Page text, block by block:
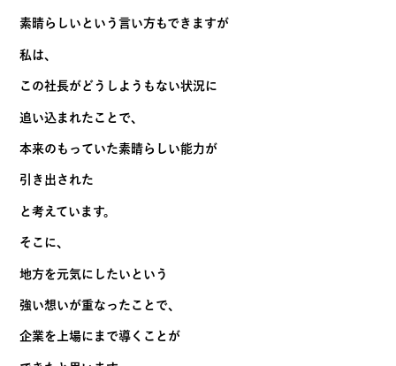
素晴らしいという言い方もできますが
私は、
この社長がどうしようもない状況に
追い込まれたことで、
本来のもっていた素晴らしい能力が
引き出された
と考えています。
そこに、
地方を元気にしたいという
強い想いが重なったことで、
企業を上場にまで導くことが